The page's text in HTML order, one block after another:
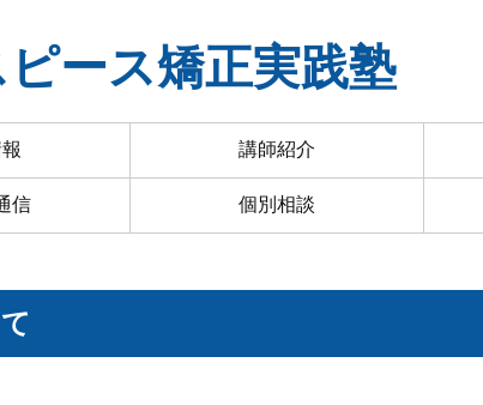
ース矯正実践塾
講師紹介
信 個別相談